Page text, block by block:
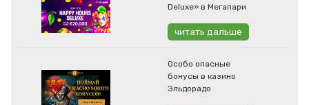
Deluxe» в Мегапари
читать дальше
Особо опасные
бонусы в казино
Эльдорадо